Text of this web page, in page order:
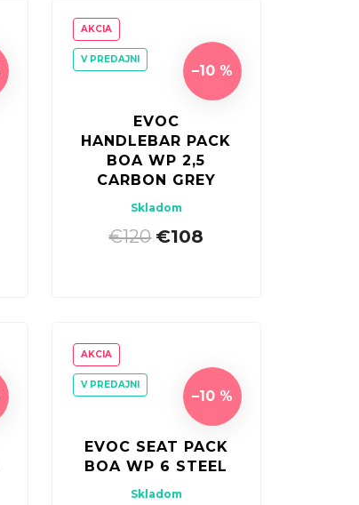
AKCIA
V PREDAJNI
–10 %
EVOC
HANDLEBAR PACK
BOA WP 2,5
CARBON GREY
Skladom
€120| €108
AKCIA
V PREDAJNI
–10 %
EVOC SEAT PACK
BOA WP 6 STEEL
Skladom